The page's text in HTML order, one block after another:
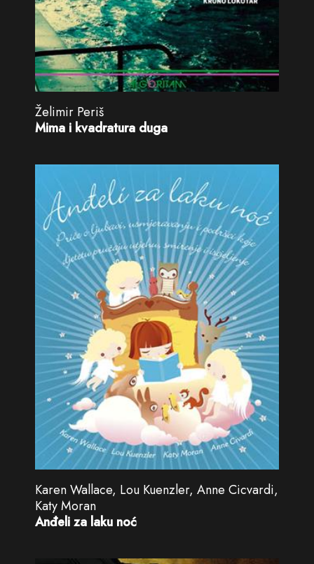
Želimir Periš
Mima i kvadratura duga
Karen Wallace, Lou Kuenzler, Anne Cicvardi,
Katy Moran
Anđeli za laku noć